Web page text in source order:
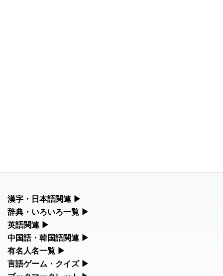
漢字・日本語関連 ▶
漢字の読み方検索、手書き入力、書き順練習など、日本語学習に
人名漢字辞典 - 読み方検索
辞典・いろいろ一覧 ▶
部首・画数別の漢字一覧、熟語辞典、地名・駅名検索など、各種
リファレンスツールです。
英語関連 ▶
カタカナ語・略語の意味検索、発音記号、リスニング練習など英
カタカナ語の意味・発音・類語辞典
中国語・韓国語関連 ▶
中国語のピンイン変換、韓国語の手書き入力など、アジア言語学
有名人名一覧 ▶
海外セレブやスポーツ選手の名前の読み方・発音を確認できま
言語ゲーム・クイズ ▶